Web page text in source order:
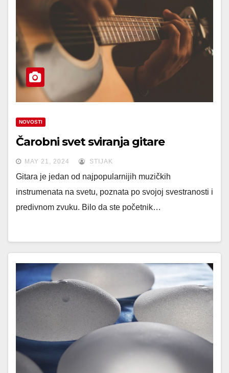
NOVOSTI
Čarobni svet sviranja gitare
MAY 21, 2024 STIJAK
Gitara je jedan od najpopularnijih muzičkih
instrumenata na svetu, poznata po svojoj svestranosti i
predivnom zvuku. Bilo da ste početnik…